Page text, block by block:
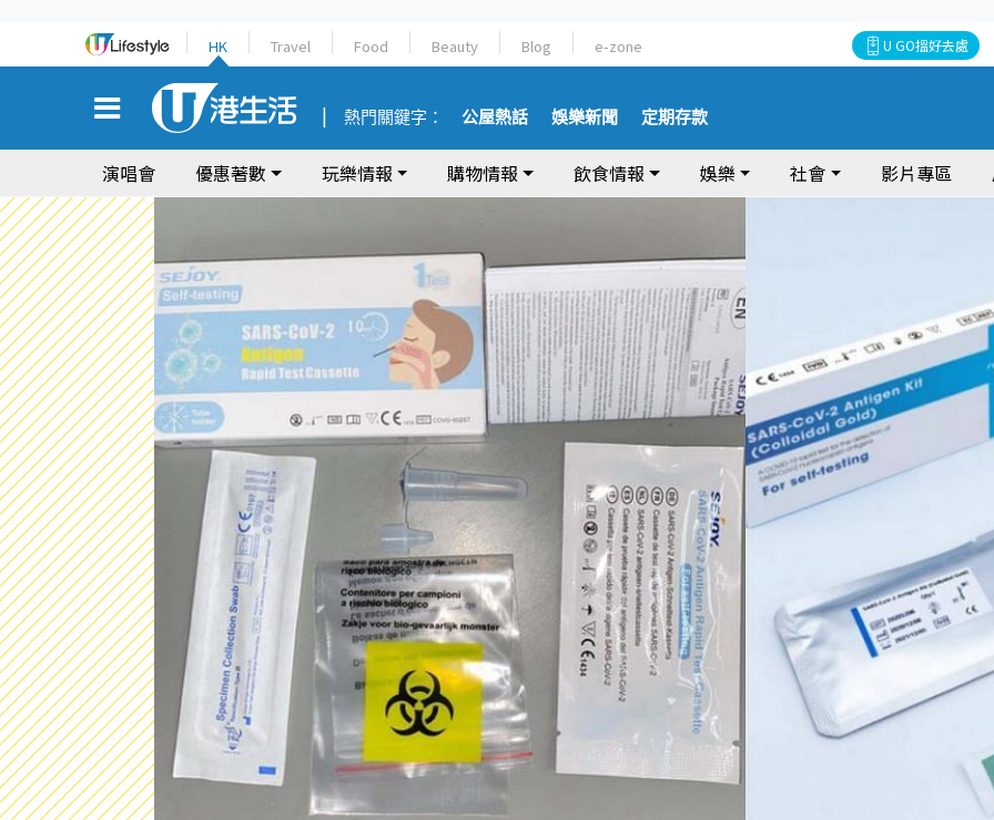
HK Travel Food Beauty Blog e-zone U GO搵好去處
熱門關鍵字： 公屋熱話 娛樂新聞 定期存款
演唱會 優惠著數 玩樂情報 購物情報 飲食情報 娛樂 社會 影片專區